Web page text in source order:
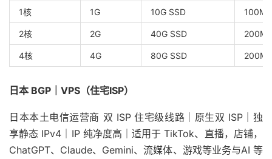
1核 1G 10G SSD
2核 2G 40G SSD
4核 4G 80G SSD
日本 BGP｜VPS（住宅ISP）
日本本土电信运营商 双 ISP 住宅级线路｜原生双 ISP｜独
享静态 IPv4｜IP 纯净度高｜适用于 TikTok、直播，店铺，
ChatGPT、Claude、Gemini、流媒体、游戏等业务与AI 等